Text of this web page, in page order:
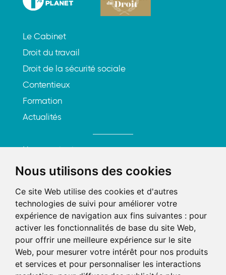
Nous utilisons des cookies
Ce site Web utilise des cookies et d'autres
technologies de suivi pour améliorer votre
expérience de navigation aux fins suivantes : pour
activer les fonctionnalités de base du site Web,
pour offrir une meilleure expérience sur le site
Web, pour mesurer votre intérêt pour nos produits
et services et pour personnaliser les interactions
Le Cabinet
Droit du travail
Droit de la sécurité sociale
Contentieux
Formation
Actualités
S'inscrire à la newsletter
Rencontrons-nous
219, rue Saint-Honoré
75001 Paris
Tél. : 01 84 25 20 21
Mail :contact@axel-avocats.com